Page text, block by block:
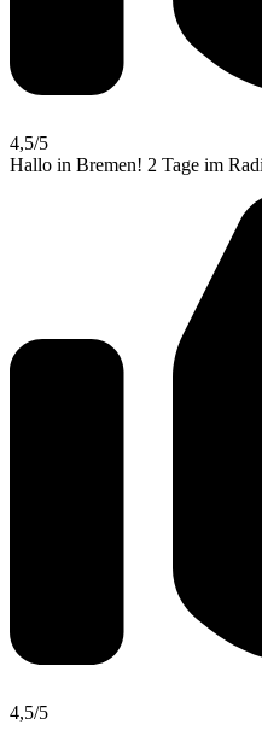
4,5/5
Hallo in Bremen! 2 Tage im
4,5/5